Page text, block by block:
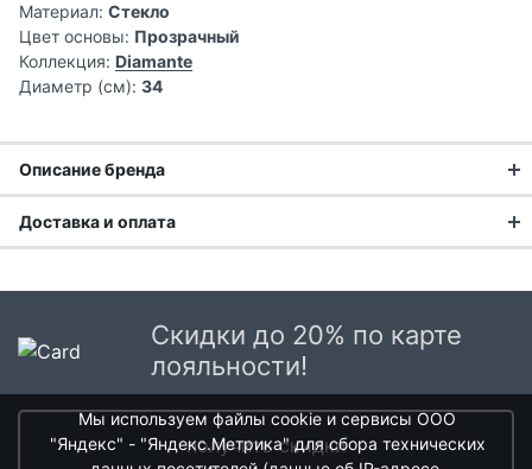
Материал: Стекло
Цвет основы: Прозрачный
Коллекция: Diamante
Диаметр (см): 34
Описание бренда
in Italy
Доставка и оплата
Доставка в Москве и области
В Москве и Московской области доставка курьером до
Стоимость доставки в Москве в пределах МКАД399 руб.
в Московской Области и Москве за МКАД599 руб.
Скидки до 20% по карте
лояльности!
получить скидки
Мы используем файлы cookie и сервисы ООО
"Яндекс" - "Яндекс.Метрика" для сбора технических